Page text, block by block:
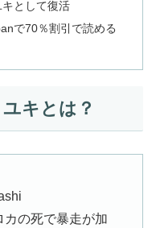
として復活
で70％割引で読める
キとは？
カの死で暴走が加